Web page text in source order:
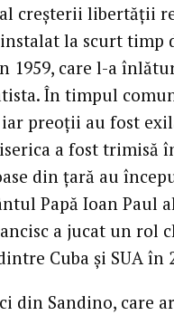
creșterii libertății
la scurt timp
1959, care l-a
În timpul
preoții au fost
a fost trimisă
din țară au
Papă Ioan Paul
a jucat un rol
Cuba și SUA în
din Sandino, care